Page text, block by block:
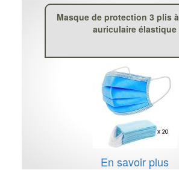
Masque de protection 3 plis
auriculaire élastique
En savoir plus